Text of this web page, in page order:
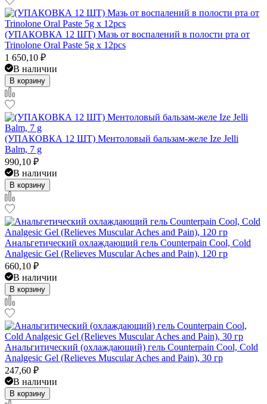
(УПАКОВКА 12 ШТ) Мазь от воспалений в полости рта от
Trinolone Oral Paste 5g x 12pcs
1 650,10 ₽
В наличии
В корзину
(УПАКОВКА 12 ШТ) Ментоловый бальзам-желе Ize Jelli
Balm, 7 g
990,10 ₽
В наличии
В корзину
Анальгетический охлаждающий гель Counterpain Cool, Cold
Analgesic Gel (Relieves Muscular Aches and Pain), 120 гр
660,10 ₽
В наличии
В корзину
Анальгитический (охлаждающий) гель Counterpain Cool, Cold
Analgesic Gel (Relieves Muscular Aches and Pain), 30 гр
247,60 ₽
В наличии
В корзину